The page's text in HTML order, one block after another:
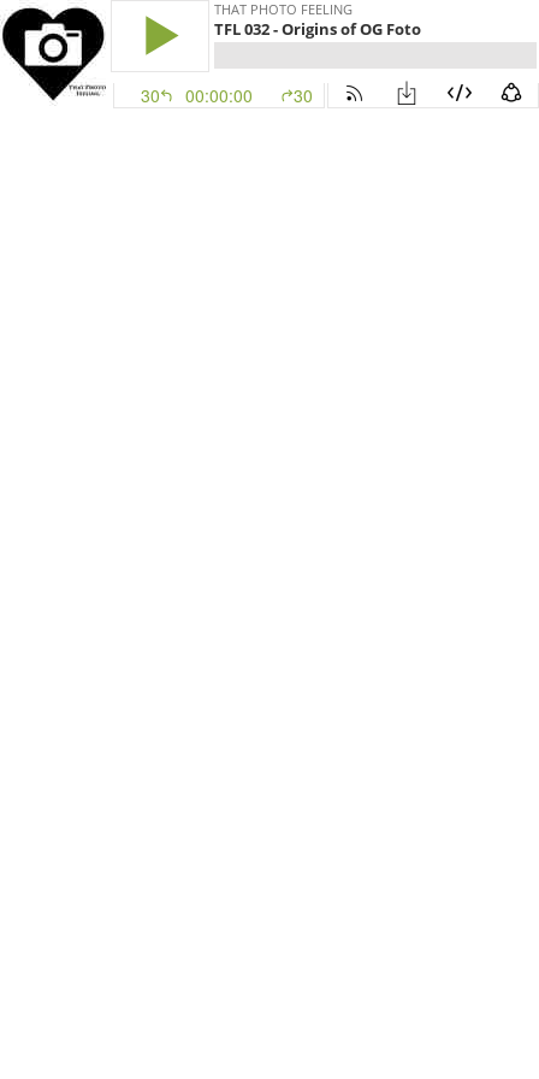
THAT PHOTO FEELING
TFL 032 - Origins of OG Foto
30 00:00:00 30